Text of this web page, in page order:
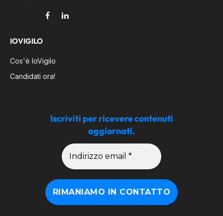
FacebookLinkedIn
IOVIGILO
Cos'è IoVigilo
Candidati ora!
Iscriviti per ricevere contenuti
aggiornati.